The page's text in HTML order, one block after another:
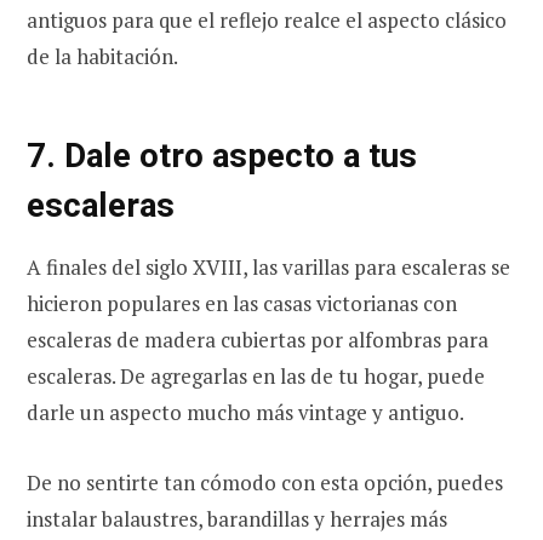
antiguos para que el reflejo realce el aspecto clásico
de la habitación.
7. Dale otro aspecto a tus
escaleras
A finales del siglo XVIII, las varillas para escaleras se
hicieron populares en las casas victorianas con
escaleras de madera cubiertas por alfombras para
escaleras. De agregarlas en las de tu hogar, puede
darle un aspecto mucho más vintage y antiguo.
De no sentirte tan cómodo con esta opción, puedes
instalar balaustres, barandillas y herrajes más